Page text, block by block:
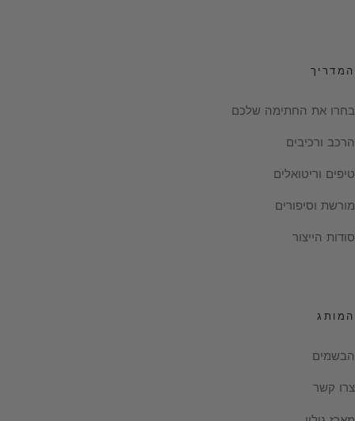
המדריך
בחרו את החתימה שלכם
הרכב ורכיבים
טיפים וריטואלים
מורשת וסיפורים
סודות הייצור
המותג
הבשמים
צרו קשר